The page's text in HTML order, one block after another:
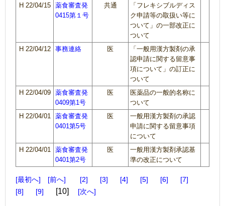
H 22/04/15
薬食審査発
0415第１号
共通
「フレキシブルディス
ク申請等の取扱い等に
ついて」の一部改正に
ついて
H 22/04/12
事務連絡 医
「一般用漢方製剤の承
認申請に関する留意事
項について」の訂正に
ついて
H 22/04/09
薬食審査発
0409第1号
医
医薬品の一般的名称に
ついて
H 22/04/01
薬食審査発
0401第5号
医
一般用漢方製剤の承認
申請に関する留意事項
について
H 22/04/01
薬食審査発
0401第2号
医
一般用漢方製剤承認基
準の改正について
最初へ 前へ 2 3 4 5 6
7
8
9 10 次へ